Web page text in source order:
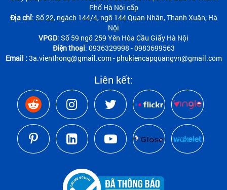
Phố Hà Nội cấp
Địa chỉ: Số 22, ngách 144/4, ngõ 144 Quan Nhân, Thanh Xuân, Hà
Nội
VPGD: Số 59 ngõ 259 Yên Hòa Cầu Giấy Hà Nội
Điện thoại: 0936329998 - 0983699563
Email : 3a.vienthong@gmail.com - phukiencapquangvn@gmail.com
Liên kết: